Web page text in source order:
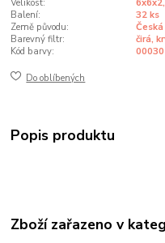
Velikost:
Balení:
32 ks
Země původu:
Barevný filtr:
čirá,
Kód barvy:
00030
Do oblíbených
Popis produktu
Zboží zařazeno v